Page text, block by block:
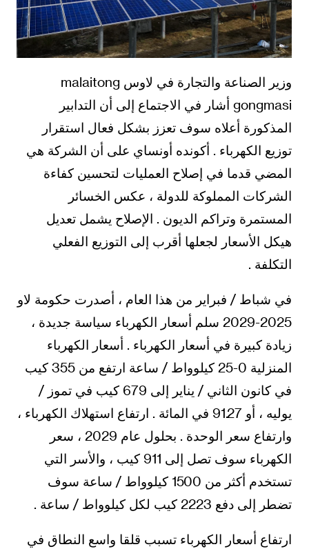
وزير الصناعة والتجارة في لاوس malaitong
gongmasi أشار في الاجتماع إلى أن التدابير
المذكورة أعلاه سوف تعزز بشكل فعال استقرار
توزيع الكهرباء . أكونده أونساي على أن الشركة هي
المضي قدما في إصلاح العمليات لتحسين كفاءة
الشركات المملوكة للدولة ، عكس الخسائر
المستمرة وتراكم الديون . الإصلاح يشمل تعديل
هيكل الأسعار لجعلها أقرب إلى التوزيع الفعلي
التكلفة .
في شباط / فبراير من هذا العام ، أصدرت حكومة لاو
2025-2029 سلم أسعار الكهرباء سياسة جديدة ،
زيادة كبيرة في أسعار الكهرباء . أسعار الكهرباء
المنزلية 0-25 كيلوواط / ساعة ارتفع من 355 كيب
في كانون الثاني / يناير إلى 679 كيب في تموز /
يوليه ، أو 91.27 في المائة . ارتفاع استهلاك الكهرباء ،
وارتفاع سعر الوحدة . بحلول عام 2029 ، سعر
الكهرباء سوف تصل إلى 911 كيب ، والأسر التي
تستخدم أكثر من 1500 كيلوواط / ساعة سوف
تضطر إلى دفع 2223 كيب لكل كيلوواط / ساعة .
ارتفاع أسعار الكهرباء تسبب قلقا واسع النطاق في